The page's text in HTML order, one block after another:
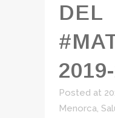
DEL
Posted at
Menorca,